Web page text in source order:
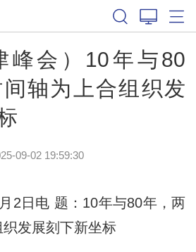
峰会）10年与80
轴为上合组织发
09-02 19:59:30
日电 题：10年与80年，两
发展刻下新坐标